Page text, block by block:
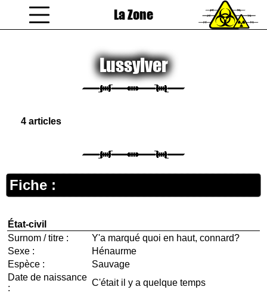
La Zone
Lussylver
4 articles
Fiche :
État-civil
Surnom / titre :
Y'a marqué quoi en haut, connard?
Sexe :
Hénaurme
Espèce :
Sauvage
Date de naissance
:
C'était il y a quelque temps